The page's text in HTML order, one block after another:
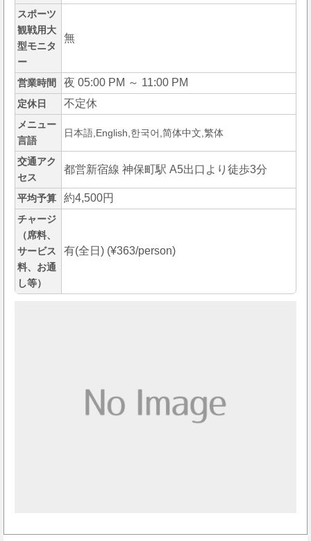
スポーツ
観戦用大
型モニタ
ー
無
営業時間 夜 05:00 PM ～ 11:00 PM
定休日 不定休
メニュー
言語
日本語,English,한국어,简体中文,繁体
交通アク
セス
都営新宿線 神保町駅 A5出口より徒歩3分
平均予算 約4,500円
チャージ
（席料、
サービス
料、お通
し等）
有(全日) (¥363/person)